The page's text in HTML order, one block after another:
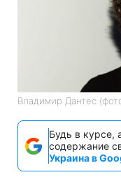
Владимир Дантес
Будь в курсе,
содержание
Украина в